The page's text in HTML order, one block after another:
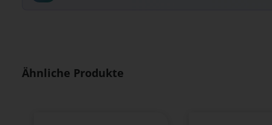
Produktgalerie überspringen
Ähnliche Produkte